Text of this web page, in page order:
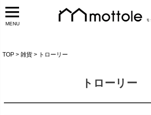
MENU
TOP 雑貨 トローリー
トローリー